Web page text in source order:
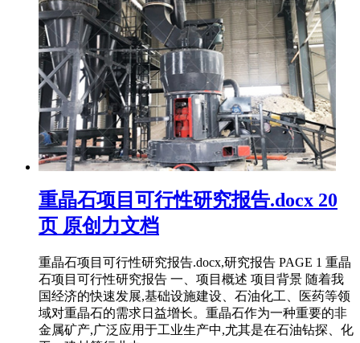
重晶石项目可行性研究报告.docx 20
页 原创力文档
重晶石项目可行性研究报告.docx,研究报告 PAGE 1 重晶
石项目可行性研究报告 一、项目概述 项目背景 随着我
国经济的快速发展,基础设施建设、石油化工、医药等领
域对重晶石的需求日益增长。重晶石作为一种重要的非
金属矿产,广泛应用于工业生产中,尤其是在石油钻探、化